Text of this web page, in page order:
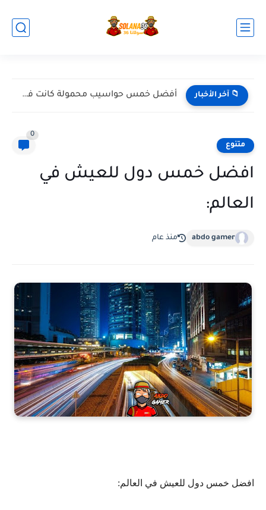
📁 آخر الأخبار أفضل خمس حواسيب محمولة كانت في 2024
متنوع
0
افضل خمس دول للعيش في
العالم:
abdo gamer منذ عام
افضل خمس دول للعيش في العالم: